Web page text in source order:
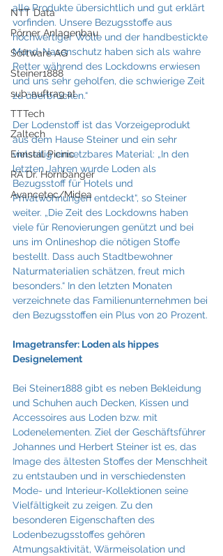
NTT Data
Pörner Anlagenbau
Software AG
Steiner1888
sub-auftrag.at
TTTech
Zaltech
Ennstal Picnic
RA Dr. Hornbanger
Avancetec/Midea
alle Produkte übersichtlich und gut erklärt
vorfinden. Unsere Bezugsstoffe aus
hochwertiger Wolle und der handbestickte
Mund-Nasenschutz haben sich als wahre
Retter während des Lockdowns erwiesen
und uns sehr geholfen, die schwierige Zeit
zu überbrücken.“
Der Lodenstoff ist das Vorzeigeprodukt
aus dem Hause Steiner und ein sehr
vielseitig einsetzbares Material: „In den
letzten Jahren wurde Loden als
Bezugsstoff für Hotels und
Privatwohnungen entdeckt“, so Steiner
weiter. „Die Zeit des Lockdowns haben
viele für Renovierungen genützt und bei
uns im Onlineshop die nötigen Stoffe
bestellt. Dass auch Stadtbewohner
Naturmaterialien schätzen, freut mich
besonders.“ In den letzten Monaten
verzeichnete das Familienunternehmen bei
den Bezugsstoffen ein Plus von 20 Prozent.
Imagetransfer: Loden als hippes
Designelement
Bei Steiner1888 gibt es neben Bekleidung
und Schuhen auch Decken, Kissen und
Accessoires aus Loden bzw. mit
Lodenelementen. Ziel der Geschäftsführer
Johannes und Herbert Steiner ist es, das
Image des ältesten Stoffes der Menschheit
zu entstauben und in verschiedensten
Mode- und Interieur-Kollektionen seine
Vielfältigkeit zu zeigen. Zu den
besonderen Eigenschaften des
Lodenbezugsstoffes gehören
Atmungsaktivität, Wärmeisolation und